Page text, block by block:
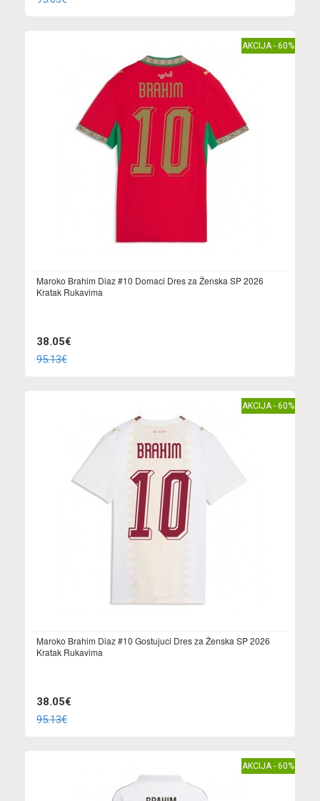
AKCIJA - 60%
Maroko Brahim Diaz #10 Domaci Dres za Ženska SP 2026
Kratak Rukavima
38.05€
95.13€
AKCIJA - 60%
Maroko Brahim Diaz #10 Gostujuci Dres za Ženska SP 2026
Kratak Rukavima
38.05€
95.13€
AKCIJA - 60%